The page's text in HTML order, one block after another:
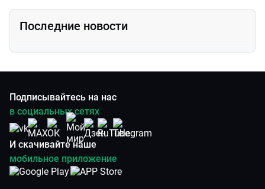
Последние новости
Подписывайтесь на нас
в социальных сетях
И скачивайте наше
мобильное приложение